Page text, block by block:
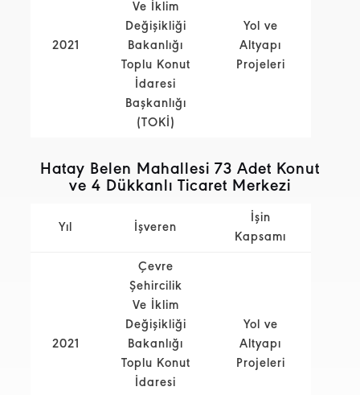
2021
Ve İklim
Değişikliği
Bakanlığı
Toplu Konut
İdaresi
Başkanlığı
(TOKİ)
Yol ve
Altyapı
Projeleri
Hatay Belen Mahallesi 73 Adet Konut
ve 4 Dükkanlı Ticaret Merkezi
Yıl İşveren
İşin
Kapsamı
2021
Çevre
Şehircilik
Ve İklim
Değişikliği
Bakanlığı
Toplu Konut
İdaresi
Yol ve
Altyapı
Projeleri